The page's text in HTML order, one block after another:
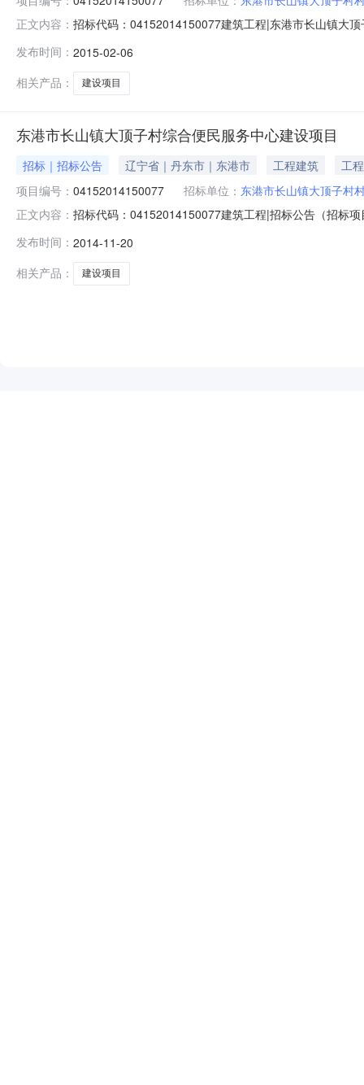
正文内容： 招标代码：04152014150077建筑工程|东港市长山镇大
目的监督部门反映，联系方式请查询首页‘各市监管网’
人：东港市长山镇大顶子村村
发布时间： 2015-02-06
相关产品：
建设项目
东港市长山镇大顶子村综合便民服务中心建设项目
招标｜招标公告 辽宁省｜丹东市｜东港市 工程建筑
工程
项目编号： 04152014150077 招标单位： 东港市长山镇大顶子村
正文内容： 招标代码：04152014150077建筑工程|招标公告（招标
核准意见（丹招核准字[2014]07052号）对该项目的施工
发布时间： 2014-11-20
相关产品：
建设项目